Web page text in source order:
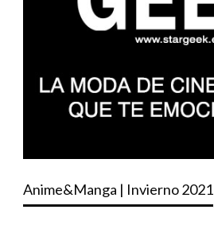
Anime&Manga | Invierno 2021